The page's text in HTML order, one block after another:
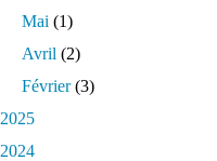
Mai (1)
Avril (2)
Février(3)
2025
2024